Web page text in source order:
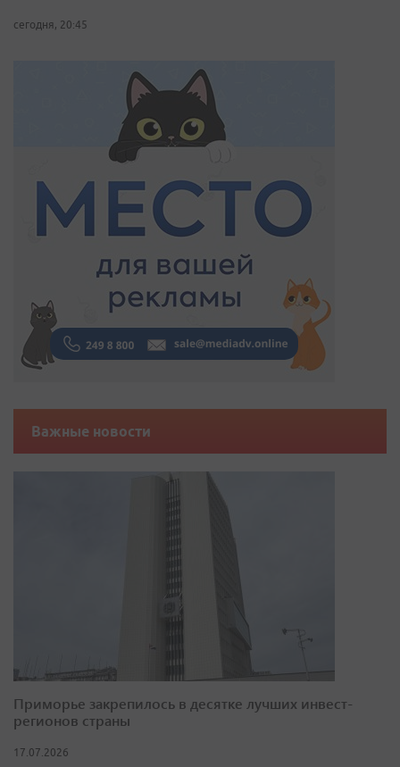
сегодня, 20:45
Важные новости
Приморье закрепилось в десятке лучших инвест-
регионов страны
17.07.2026